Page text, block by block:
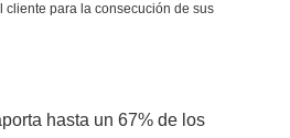
cliente para la consecución de sus
hasta un 67% de los